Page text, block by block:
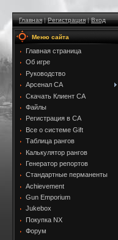
Главная|Регистрация|Вход
Меню сайта
Главная страница
Об игре
Руководство
Арсенал CA
Скачать Клиент CA
Файлы
Регистрация в CA
Все о системе Gift
Таблица рангов
Калькулятор рангов
Генератор репортов
Стандартные перманенты
Achievement
Gun Emporium
Jukebox
Покупка NX
Форум